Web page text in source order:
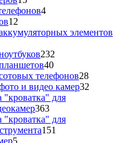
товаров
44
12
товаров
элементов
232
4040
товаров
телефонов2828
товаров
и видео камер32
"кроватка" для
363363
товара
"кроватка" для
151
5